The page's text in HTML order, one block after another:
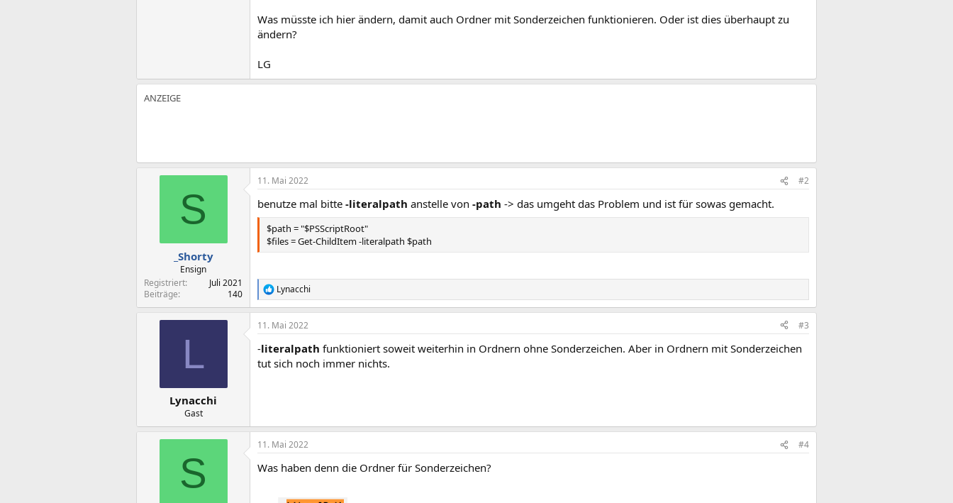
Was müsste ich hier ändern, damit auch Ordner mit Sonderzeichen funktionieren. Oder ist dies überhaupt zu
ändern?
LG
S
_Shorty
Ensign
Registriert
Juli 2021
Beiträge
140
11. Mai 2022 #2
benutze mal bitte -literalpath anstelle von -path -> das umgeht das Problem und ist für sowas gemacht.
$path = "$PSScriptRoot"
$files = Get-ChildItem -literalpath $path
R
e
a
k
i
o
Lynacchi
L
Lynacchi
Gast
11. Mai 2022 #3
-literalpath funktioniert soweit weiterhin in Ordnern ohne Sonderzeichen. Aber in Ordnern mit Sonderzeichen
tut sich noch immer nichts.
S
11. Mai 2022 #4
Was haben denn die Ordner für Sonderzeichen?